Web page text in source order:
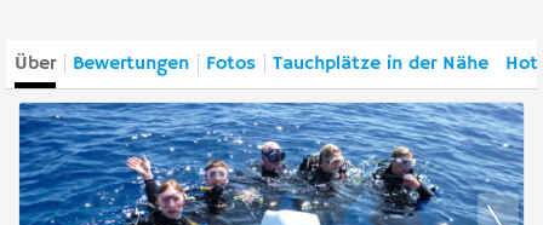
Über Bewertungen Fotos Tauchplätze in der Nähe